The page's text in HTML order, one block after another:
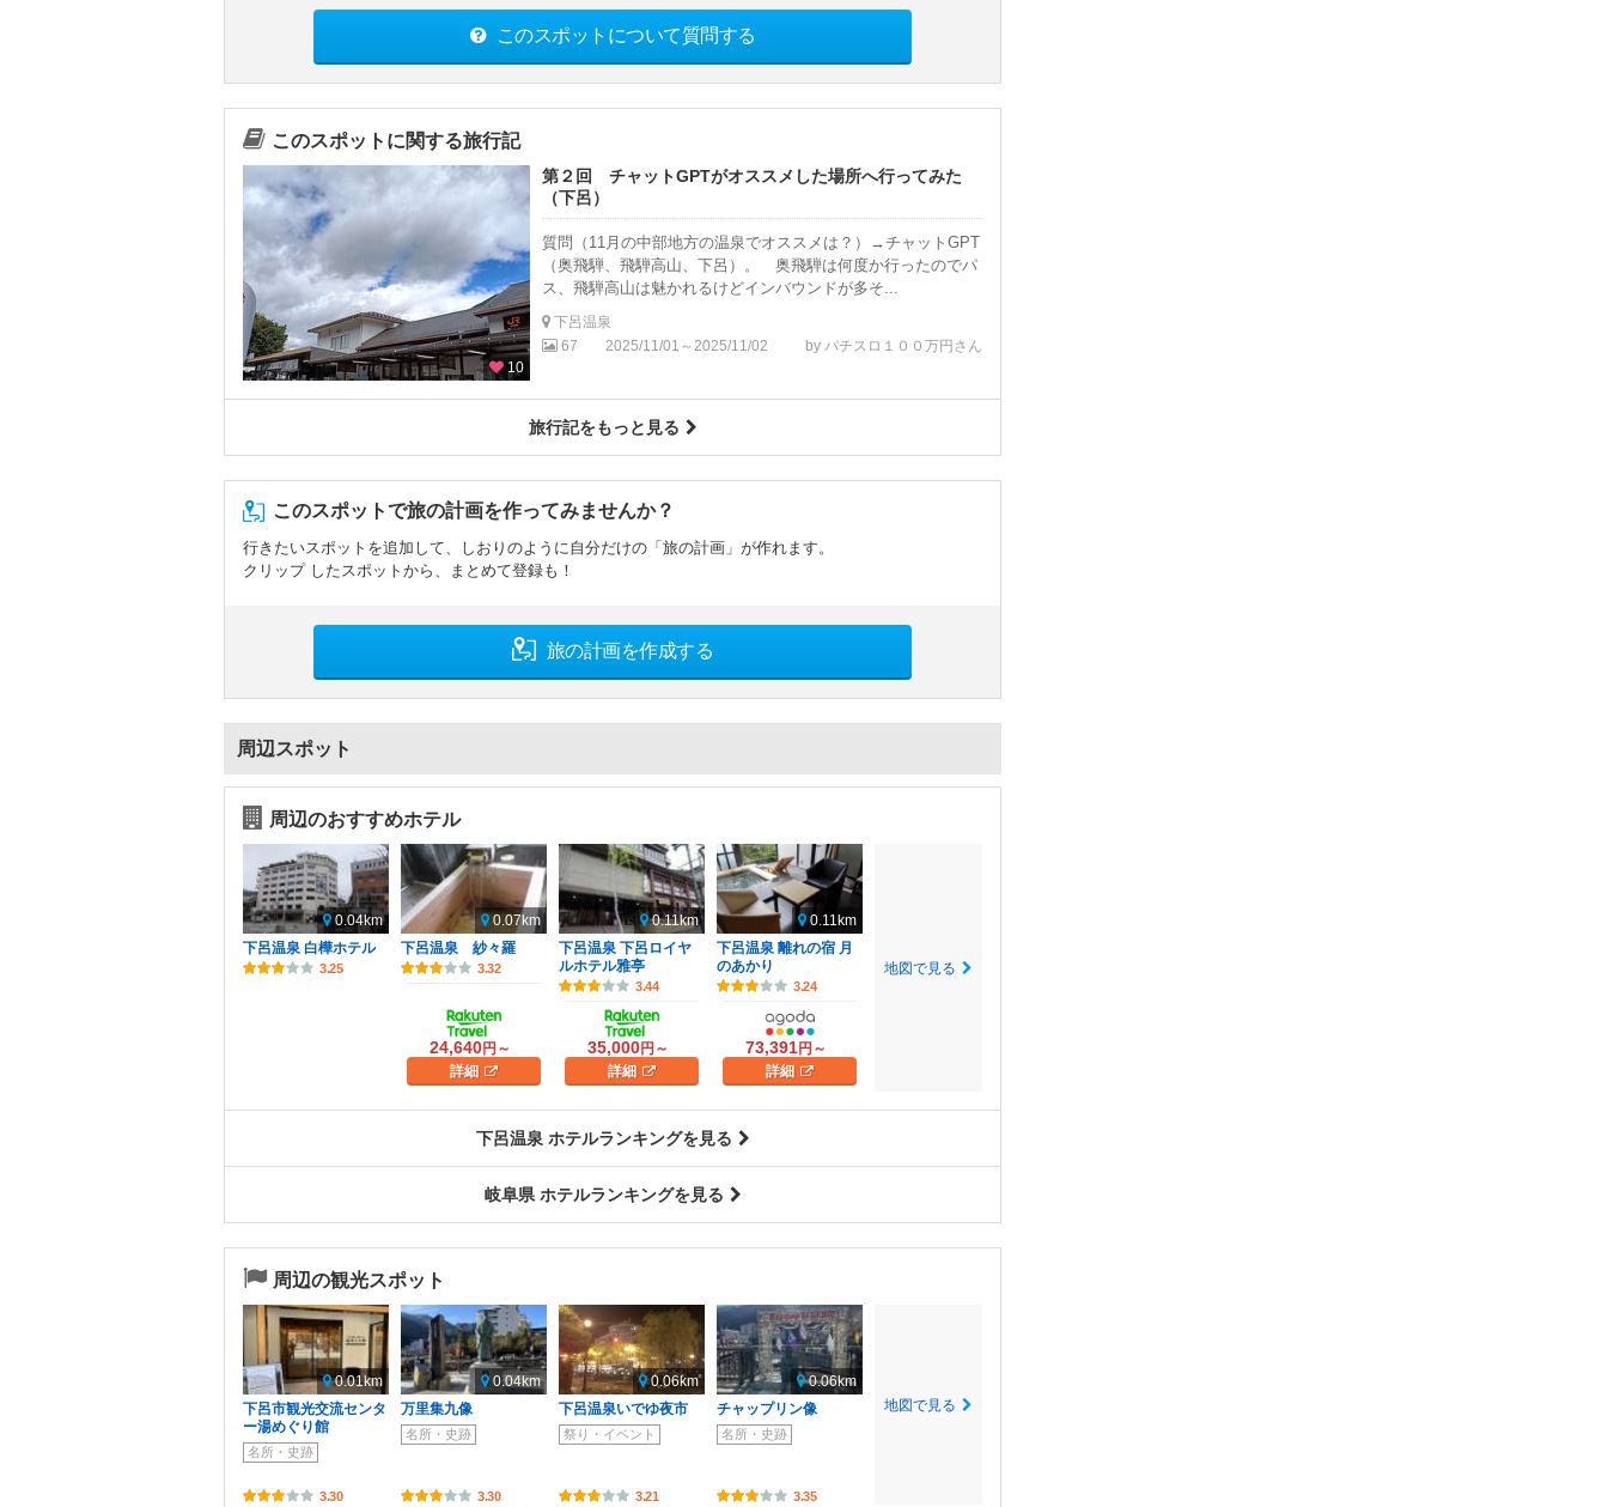
このスポットについて質問する
このスポットに関する旅行記
10
第２回 チャットGPTがオススメした場所へ行ってみた
（下呂）
質問（11月の中部地方の温泉でオススメは？）→チャットGPT
（奥飛騨、飛騨高山、下呂）。 奥飛騨は何度か行ったのでパ
ス、飛騨高山は魅かれるけどインバウンドが多そ...
下呂温泉
67
2025/11/01～2025/11/02 by パチスロ１００万円さん
旅行記をもっと見る
このスポットで旅の計画を作ってみませんか？
行きたいスポットを追加して、しおりのように自分だけの「旅の計画」が作れます。
クリップ したスポットから、まとめて登録も！
旅の計画を作成する
周辺スポット
周辺のおすすめホテル
0.04km
下呂温泉 白樺ホテル
3.25
0.07km
下呂温泉 紗々羅
3.32
24,640円～
詳細
0.11km
下呂温泉 下呂ロイヤ
ルホテル雅亭
3.44
35,000円～
詳細
0.11km
下呂温泉 離れの宿 月
のあかり
3.24
73,391円～
詳細
地図で見る
下呂温泉 ホテルランキングを見る
岐阜県 ホテルランキングを見る
周辺の観光スポット
0.01km
下呂市観光交流センタ
ー湯めぐり館
名所・史跡
3.30
0.04km
万里集九像
名所・史跡
3.30
0.06km
下呂温泉いでゆ夜市
祭り・イベント
3.21
0.06km
チャップリン像
名所・史跡
3.35
地図で見る